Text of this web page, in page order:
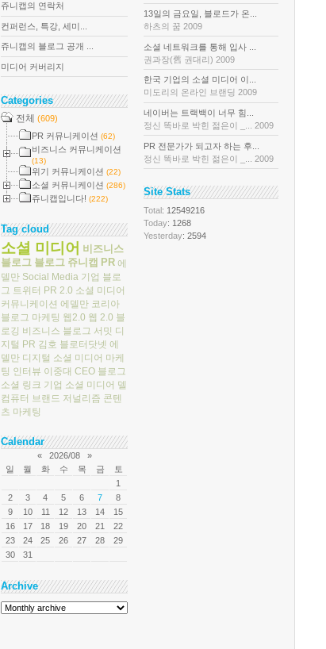
쥬니캡의 연락처
컨퍼런스, 특강, 세미...
쥬니캡의 블로그 공개 ...
미디어 커버리지
Categories
전체 (609)
PR 커뮤니케이션 (62)
비즈니스 커뮤니케이션
(13)
위기 커뮤니케이션 (22)
소셜 커뮤니케이션 (286)
쥬니캡입니다! (222)
Tag cloud
소셜 미디어 비즈니스
블로그 블로그 쥬니캡 PR 에
델만 Social Media 기업 블로
그 트위터 PR 2.0 소셜 미디어
커뮤니케이션 에델만 코리아
블로그 마케팅 웹2.0 웹 2.0 블
로깅 비즈니스 블로그 서밋 디
지털 PR 김호 블로터닷넷 에
델만 디지털 소셜 미디어 마케
팅 인터뷰 이중대 CEO 블로그
소셜 링크 기업 소셜 미디어 델
컴퓨터 브랜드 저널리즘 콘텐
츠 마케팅
Calendar
« 2026/08
»
일
월 화 수 목 금
토
1
2
3 4 5 6 7
8
9
10 11 12 13 14
15
16
17 18 19 20 21
22
23
24 25 26 27 28
29
30
31
Archive
13일의 금요일, 블로드가 온...
하츠의 꿈 2009
소셜 네트워크를 통해 입사 ...
권과장(舊 권대리) 2009
한국 기업의 소셜 미디어 이...
미도리의 온라인 브랜딩 2009
네이버는 트랙백이 너무 힘...
정신 똑바로 박힌 젊은이 _... 2009
PR 전문가가 되고자 하는 후...
정신 똑바로 박힌 젊은이 _... 2009
Site Stats
Total: 12549216
Today: 1268
Yesterday: 2594